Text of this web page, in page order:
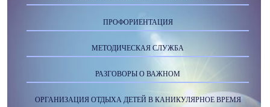
ПРОФОРИЕНТАЦИЯ
МЕТОДИЧЕСКАЯ СЛУЖБА
РАЗГОВОРЫ О ВАЖНОМ
ОРГАНИЗАЦИЯ ОТДЫХА ДЕТЕЙ В КАНИКУЛЯРНОЕ ВРЕМЯ